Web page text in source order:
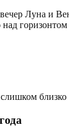
Луна и
слишком